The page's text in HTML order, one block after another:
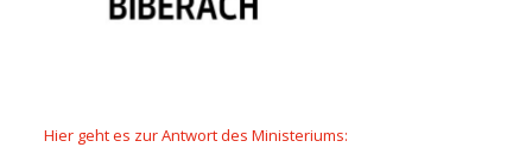
Hier geht es zur Antwort des Ministeriums: